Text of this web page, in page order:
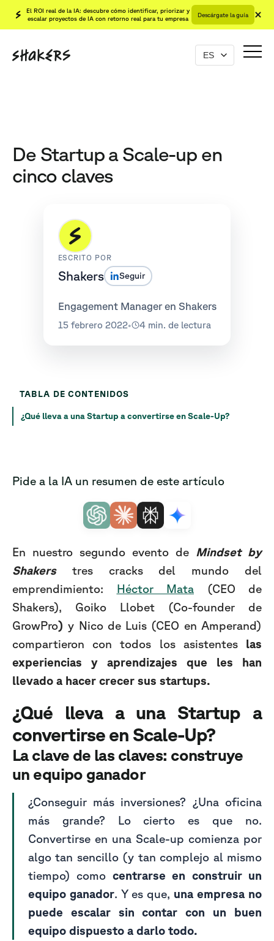
El ROI real de la IA: descubre cómo identificar, priorizar y
escalar proyectos de IA con retorno real para tu empresa
Descárgate la guía
De Startup a Scale-up en
cinco claves
ESCRITO POR
Shakers Seguir
Engagement Manager en Shakers
15 febrero 2022• 4 min. de lectura
TABLA DE CONTENIDOS
¿Qué lleva a una Startup a convertirse en Scale-Up?
Pide a la IA un resumen de este artículo
En nuestro segundo evento de Mindset by
Shakers tres cracks del mundo del
emprendimiento: Héctor Mata (CEO de
Shakers), Goiko Llobet (Co-founder de
GrowPro) y Nico de Luis (CEO en Amperand)
compartieron con todos los asistentes las
experiencias y aprendizajes que les han
llevado a hacer crecer sus startups.
¿Qué lleva a una Startup a
convertirse en Scale-Up?
La clave de las claves: construye
un equipo ganador
¿Conseguir más inversiones? ¿Una oficina
más grande? Lo cierto es que no.
Convertirse en una Scale-up comienza por
algo tan sencillo (y tan complejo al mismo
tiempo) como centrarse en construir un
equipo ganador. Y es que, una empresa no
puede escalar sin contar con un buen
equipo dispuesto a darlo todo.